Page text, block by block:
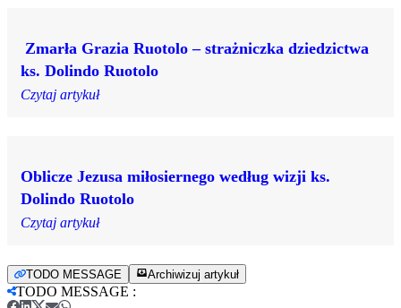
Zmarła Grazia Ruotolo – strażniczka dziedzictwa
ks. Dolindo Ruotolo
Czytaj artykuł
Oblicze Jezusa miłosiernego według wizji ks.
Dolindo Ruotolo
Czytaj artykuł
TODO MESSAGE Archiwizuj artykuł
TODO MESSAGE :